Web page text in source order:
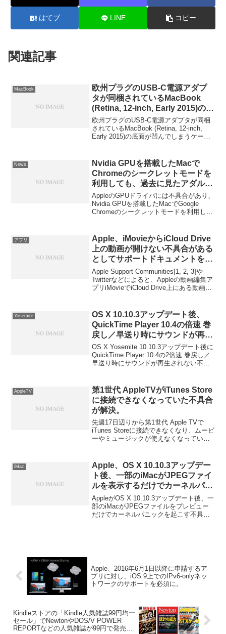
はてブ LINE コピー
関連記事
MacBook
欧州プラグのUSB-C電源アダプ
タが同梱されているMacBook
(Retina, 12-inch, Early 2015)の底
面が凹んでしまうケースが報告さ
れる。
欧州プラグのUSB-C電源アダプタが同梱
されているMacBook (Retina, 12-inch,
Early 2015)の底面が凹んでしまうケース
News
Nvidia GPUを搭載したMacで
Chromeのシークレットモードを
利用しても、過去に見たアダルト
サイト等が表示されてしまう不具
合がOS Xに存在するもよう。
AppleのGPUドライバには不具合があり、
Nvidia GPUを搭載したMacでGoogle
Chromeのシークレットモードを利用して
ら。
アプリ
Apple、iMovieからiCloud Drive
上の動画が開けない不具合がある
としてサポートドキュメントを公
開。
Apple Support Communities[1, 2, 3]や
Twitterなどによると、Appleの動画編集ア
プリiMovieでiCloud Drive上にある動画を
QuickTime フォーマットの動画ファイル
は開くことが出来ません」という主旨の
表示が出て動画ファイルが開けない不具
合があるそうです。
Yosemite
OS X 10.10.3アップデート後、
QuickTime Player 10.4の倍速 巻
戻し／早送り時にサウンドが再生
されない不具合とその対処法。
OS X Yosemite 10.10.3アップデート後に
QuickTime Player 10.4の2倍速 巻戻し／
早送り時にサウンドが再生されない不具
AppleTV
第1世代 AppleTVがiTunes Store
に接続できなくなっていた不具合
が解決。
先週17日辺りから第1世代 Apple TVで
iTunes Storeに接続できなくなり、ムービ
ーやミュージックが使えなくなっていた
iMac
Apple、OS X 10.10.3アップデー
ト後、一部のiMacがJPEGファイ
ルを表示するだけでカーネルパニ
ックを起こす不具合に対し「iMac
Graphics Update」を提供。
AppleがOS X 10.10.3アップデート後、一
部のiMacがJPEGファイルをプレビュー
だけでカーネルパニックを起こす不具合
Apple、2016年6月1日以降に申請するア
プリに対し、iOS 9上でのIPv6-onlyネッ
トワークのサポートを必須に。
Kindleストアの「Kindle人気雑誌99円均一
セール」でNewtonやDOS/V POWER
REPORTなどの人気雑誌が99円で発売